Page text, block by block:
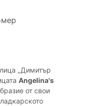
„Димитър
Angelina's
от свои